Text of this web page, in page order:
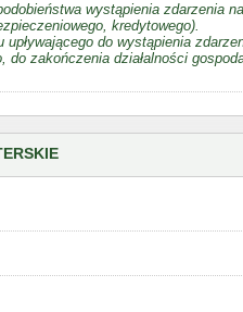
wystąpienia zdarzenia
kredytowego).
do wystąpienia
zakończenia działalności